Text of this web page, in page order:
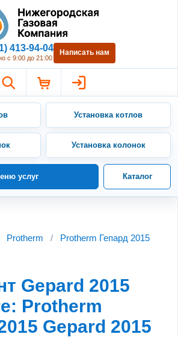
Нижегородская Газовая
413-94-04
с 9:00 до 21:00
Написать нам
Установка котлов
Установка колонок
услуг Каталог
Protherm / Protherm Гепард 2015
Gepard 2015
Protherm
Gepard 2015